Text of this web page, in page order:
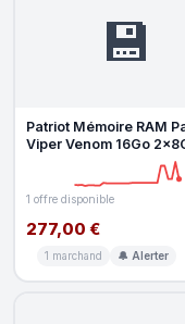
💾
Patriot Mémoire RAM
Viper Venom 16Go
DDR5 6000MHz CL36
1 offre disponible
277,00 €
1 marchand 🔔 Alerter